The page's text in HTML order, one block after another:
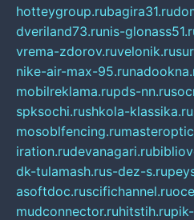
hotteygroup.rubagira31.ru
dveriland73.runis-
vrema-zdorov.ruvelonik.ru
nike-air-max-95.ru
mobilreklama.rupds-nn.ru
spksochi.rushkola-klassika.ru
mosoblfencing.ru
iration.rudevanagari.ru
dk-tulamash.rus-dez-s.ru
asoftdoc.ruscifichannel.ru
mudconnector.ruhitstih.ru